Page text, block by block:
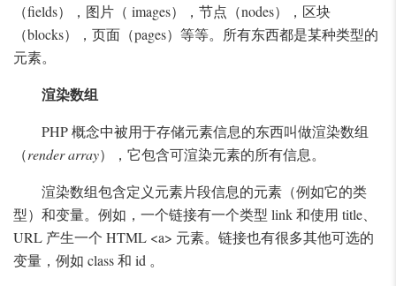
（fields），图片（ images），节点（nodes），区块
（blocks），页面（pages）等等。所有东西都是某种类型的
元素。
渲染数组
PHP 概念中被用于存储元素信息的东西叫做渲染数组
（render array），它包含可渲染元素的所有信息。
渲染数组包含定义元素片段信息的元素（例如它的类
型）和变量。例如，一个链接有一个类型 link 和使用 title、
URL 产生一个 HTML <a> 元素。链接也有很多其他可选的
变量，例如 class 和 id 。